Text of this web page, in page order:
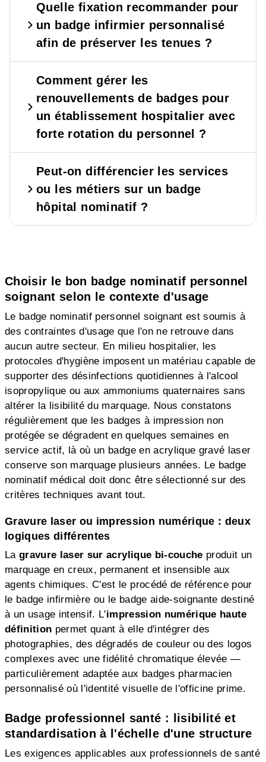
Quelle fixation recommander pour
un badge infirmier personnalisé
afin de préserver les tenues ?
Comment gérer les
renouvellements de badges pour
un établissement hospitalier avec
forte rotation du personnel ?
Peut-on différencier les services
ou les métiers sur un badge
hôpital nominatif ?
Choisir le bon badge nominatif personnel
soignant selon le contexte d'usage
Le badge nominatif personnel soignant est soumis à
des contraintes d'usage que l'on ne retrouve dans
aucun autre secteur. En milieu hospitalier, les
protocoles d'hygiène imposent un matériau capable de
supporter des désinfections quotidiennes à l'alcool
isopropylique ou aux ammoniums quaternaires sans
altérer la lisibilité du marquage. Nous constatons
régulièrement que les badges à impression non
protégée se dégradent en quelques semaines en
service actif, là où un badge en acrylique gravé laser
conserve son marquage plusieurs années. Le badge
nominatif médical doit donc être sélectionné sur des
critères techniques avant tout.
Gravure laser ou impression numérique : deux
logiques différentes
Lagravure laser sur acrylique bi-couche produit un
marquage en creux, permanent et insensible aux
agents chimiques. C'est le procédé de référence pour
le badge infirmière ou le badge aide-soignante destiné
à un usage intensif. L'impression numérique haute
définition permet quant à elle d'intégrer des
photographies, des dégradés de couleur ou des logos
complexes avec une fidélité chromatique élevée —
particulièrement adaptée aux badges pharmacien
personnalisé où l'identité visuelle de l'officine prime.
Badge professionnel santé : lisibilité et
standardisation à l'échelle d'une structure
Les exigences applicables aux professionnels de santé